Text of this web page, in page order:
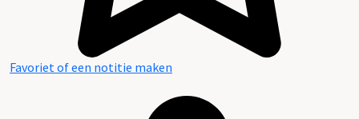
Favoriet of een notitie maken